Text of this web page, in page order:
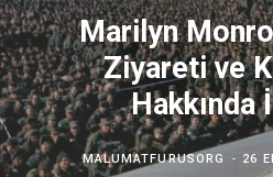
Marilyn
Ziyareti ve
Hakkında
MALUMATFURUSORG 26